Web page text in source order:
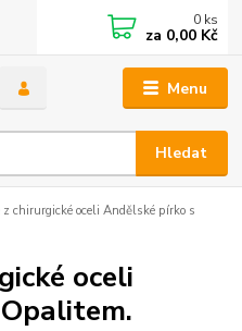
Menu
Hledat
0 ks
za 0,00 Kč
chirurgické oceli Andělské pírko s
oceli